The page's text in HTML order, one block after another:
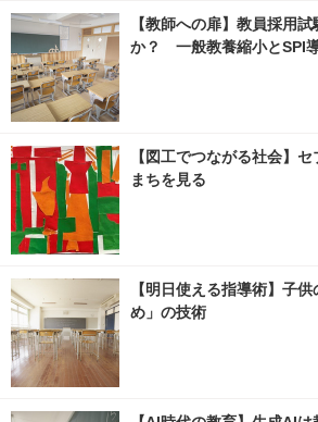
【教師への扉】教員採用
か？ 一般教養縮小とSPI
【図工でつながる社会】セ
まちを見る
【明日使える指導術】子
め」の技術